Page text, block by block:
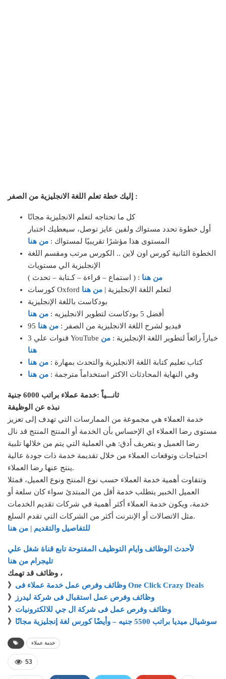
إليك خطة تعلم اللغة الانجليزية من الصفر :
كل ما تحتاجه لتعلم الانجليزية مجانًا
أول خطوة تحدد مستواك ولفين عايز توصل، سيعطيك اختبار
المستوى هذا مؤشرًا تقريبيًا لمستواك : من هنا
الخطوة الثانية كورس اون لاين .. الكورس مرتب ومقسم اللغة
الإنجليزية الي مستويات
( استماع – قراءة – كـتابة – تحدث ) : من هنا
كورسات Oxford لتعلم اللغة الإنجليزية | من هنا
بودكاست باللغة الإنجليزية
أفضل 5 بودكاست لتطوير الانجليزيه :
من هنا
95 فيديو لشرح اللغة الانجليزية من الصفر : من هنا
3 قنوات علي YouTube خياراً رائعاً لتطوير اللغة الإنجليزية : من
هنا
كتاب تعليم كتابة اللغة الانجليزية والتحدث بمهارة : من هنا
وفي النهاية المحادثات الاكثر استخداماً مترجمة : من هنا
ثانـــياً :خدمة عملاء براتب 6000 جنية
نبذه عن الوظيفة
خدمة العملاء هي مجموعة من الممارسات التي تهدف إلى تعزيز
مستوى رضا العملاء اي الإحساس بأن الخدمة أو المنتج المنتج قد نال
رضا العميل و بتعريف أدق: هي العملية التي يتم من خلالها تلبية
احتياجات وتوقعات العملاء من خلال تقديمة خدمة ذات جودة عالية
ينتج عنها رضا العملاء.
وتتفاوت أهمية خدمة العملاء حسب نوع المنتج ونوع العميل، فمثلا
العميل الخبير يتطلب خدمة أقل من المبتدئ سواء كان سلعة أو
خدمة، ويكون خدمة العملاء أكثر أهمية في شركات تقديم الخدمات
مثل الاتصالات أو الإنترنت أكثر من الشركات التي تقدم السلع.
للتفاصيل والتقديم | من هنا
لأحدث الوظائف وايام التوظيف المفتوحة تابع قناة شغل علي
تليجرام من هنا
وظائف قد تهمك ،
》
وظائف وفرص عمل خدمة عملاء فى One Click Crazy Deals
》
وظائف وفرص عمل استقبال فى شركة ليدرز
》 وظائف وفرص عمل فى شركة ال جي للالكترونيات
》
سوشيال ميديا براتب 5500 جنيه – وأيضًا كورس لغة إنجليزية مجانًا
خدمة عملاء
53